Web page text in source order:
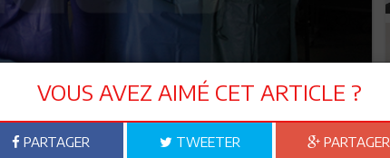
VOUS AVEZ AIMÉ CET ARTICLE ?
PARTAGER TWEETER PARTAGER